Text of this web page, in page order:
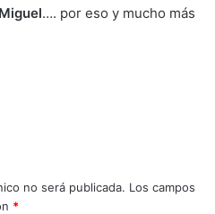
…. por eso y mucho más
no será publicada. Los campos
*